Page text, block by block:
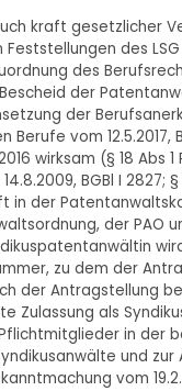
kraft gesetzlicher
des
des
der
der
vom 12.5.2017,
wirksam (§ 18
BGBl I 2827;
in der
der PAO
zu dem der
der Antragstellung
Zulassung als
in der
und zur
vom